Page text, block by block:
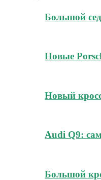
Большой
Новые
Новый
Audi Q9:
Большой